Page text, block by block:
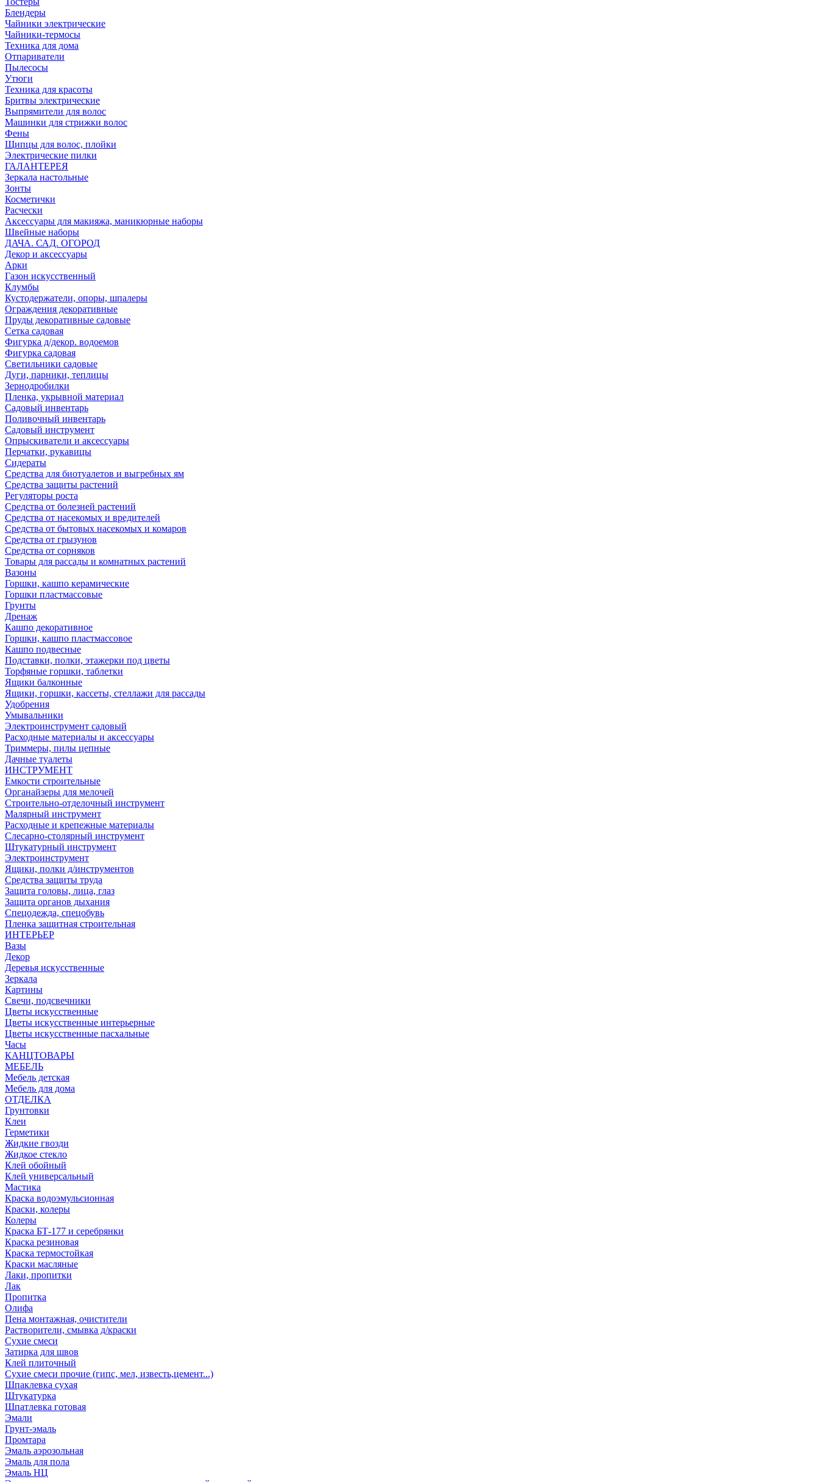
Блендеры
Чайники электрические
Чайники-термосы
Техника для дома
Отпариватели
Пылесосы
Утюги
Техника для красоты
Бритвы электрические
Выпрямители для волос
Машинки для стрижки волос
Фены
Щипцы для волос, плойки
Электрические пилки
ГАЛАНТЕРЕЯ
Зеркала настольные
Зонты
Косметички
Расчески
Аксессуары для макияжа, маникюрные наборы
Швейные наборы
ДАЧА. САД. ОГОРОД
Декор и аксессуары
Арки
Газон искусственный
Клумбы
Кустодержатели, опоры, шпалеры
Ограждения декоративные
Пруды декоративные садовые
Сетка садовая
Фигурка д/декор. водоемов
Фигурка садовая
Светильники садовые
Дуги, парники, теплицы
Зернодробилки
Пленка, укрывной материал
Садовый инвентарь
Поливочный инвентарь
Садовый инструмент
Опрыскиватели и аксессуары
Перчатки, рукавицы
Сидераты
Средства для биотуалетов и выгребных ям
Средства защиты растений
Регуляторы роста
Средства от болезней растений
Средства от насекомых и вредителей
Средства от бытовых насекомых и комаров
Средства от грызунов
Средства от сорняков
Товары для рассады и комнатных растений
Вазоны
Горшки, кашпо керамические
Горшки пластмассовые
Грунты
Дренаж
Кашпо декоративное
Горшки, кашпо пластмассовое
Кашпо подвесные
Подставки, полки, этажерки под цветы
Торфяные горшки, таблетки
Ящики балконные
Ящики, горшки, кассеты, стеллажи для рассады
Удобрения
Умывальники
Электроинструмент садовый
Расходные материалы и аксессуары
Триммеры, пилы цепные
Дачные туалеты
ИНСТРУМЕНТ
Емкости строительные
Органайзеры для мелочей
Строительно-отделочный инструмент
Малярный инструмент
Расходные и крепежные материалы
Слесарно-столярный инструмент
Штукатурный инструмент
Электроинструмент
Ящики, полки д/инструментов
Средства защиты труда
Защита головы, лица, глаз
Защита органов дыхания
Спецодежда, спецобувь
Пленка защитная строительная
ИНТЕРЬЕР
Вазы
Декор
Деревья искусственные
Зеркала
Картины
Свечи, подсвечники
Цветы искусственные
Цветы искусственные интерьерные
Цветы искусственные пасхальные
Часы
КАНЦТОВАРЫ
МЕБЕЛЬ
Мебель детская
Мебель для дома
ОТДЕЛКА
Грунтовки
Клеи
Герметики
Жидкие гвозди
Жидкое стекло
Клей обойный
Клей универсальный
Мастика
Краска водоэмульсионная
Краски, колеры
Колеры
Краска БТ-177 и серебрянки
Краска резиновая
Краска термостойкая
Краски масляные
Лаки, пропитки
Лак
Пропитка
Олифа
Пена монтажная, очистители
Растворители, смывка д/краски
Сухие смеси
Затирка для швов
Клей плиточный
Сухие смеси прочие (гипс, мел, известь,цемент...)
Шпаклевка сухая
Штукатурка
Шпатлевка готовая
Эмали
Грунт-эмаль
Промтара
Эмаль аэрозольная
Эмаль для пола
Эмаль НЦ